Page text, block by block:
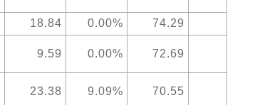
18.84 0.00% 74.29
9.59 0.00% 72.69
23.38 9.09% 70.55